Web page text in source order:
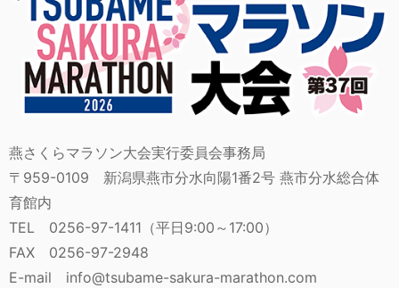
燕さくらマラソン大会実行委員会事務局
〒959-0109 新潟県燕市分水向陽1番2号 燕市分水総合体
育館内
TEL 0256-97-1411（平日9:00～17:00）
FAX 0256-97-2948
E-mail info@tsubame-sakura-marathon.com